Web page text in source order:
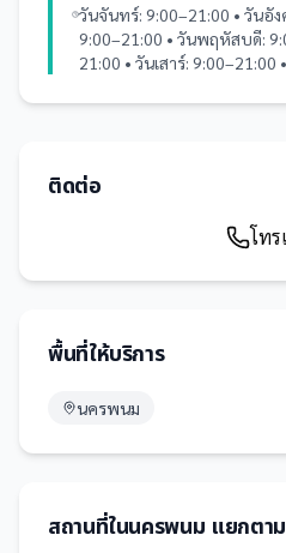
วันจันทร์: 9:00–21:00 • วันอั
9:00–21:00 • วันพฤหัสบดี:
21:00 • วันเสาร์:
ติดต่อ
โทร
พื้นที่ให้บริการ
นครพนม
สถานที่ในนครพนม แยกตา